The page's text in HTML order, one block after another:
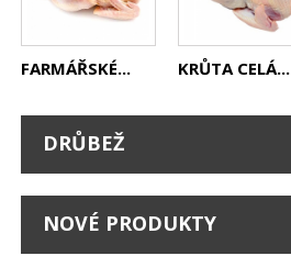
FARMÁŘSKÉ... KRŮTA CELÁ...
DRŮBEŽ
NOVÉ PRODUKTY